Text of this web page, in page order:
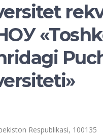
Respublikasi, 100135